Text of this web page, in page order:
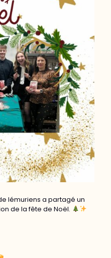
lémuriens a partagé un
de la fête de Noël.